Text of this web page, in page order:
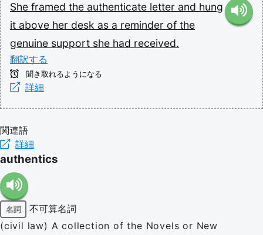
She framed the authenticate letter and hung
it above her desk as a reminder of the
genuine support she had received.
翻訳する
聞き取れるようになる
詳細
関連語
詳細
authentics
名詞
不可算名詞
(civil law) A collection of the Novels or New